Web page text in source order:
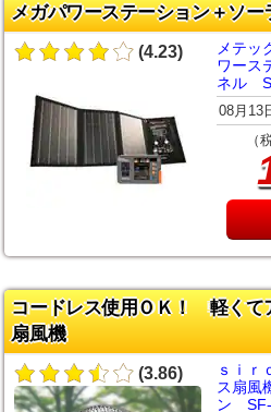
メガパワーステーション＋ソー
(4.23)
メテ
ワース
ネル
08月13
（
コードレス使用ＯＫ！ 軽くて
扇風機
(3.86)
ｓｉ
ス扇風
ン SF-